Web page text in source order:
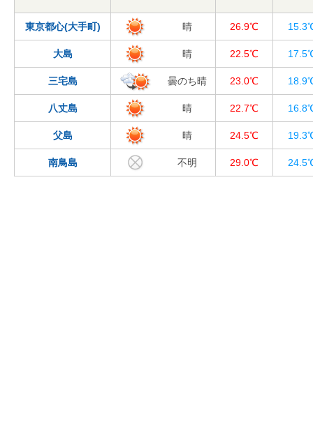
東京都心(大手町) 晴 26.9℃
大島 晴 22.5℃
三宅島 曇のち晴 23.0℃
八丈島 晴 22.7℃
父島 晴 24.5℃
南鳥島 不明 29.0℃